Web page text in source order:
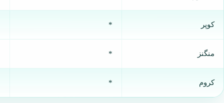
کوپر *
منگنز *
کروم *